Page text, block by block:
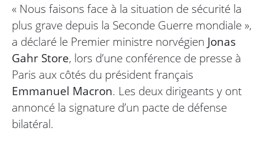
« Nous faisons face à la situation de sécurité la
plus grave depuis la Seconde Guerre mondiale »,
a déclaré le Premier ministre norvégien Jonas
Gahr Store, lors d’une conférence de presse à
Paris aux côtés du président français
Emmanuel Macron. Les deux dirigeants y ont
annoncé la signature d’un pacte de défense
bilatéral.